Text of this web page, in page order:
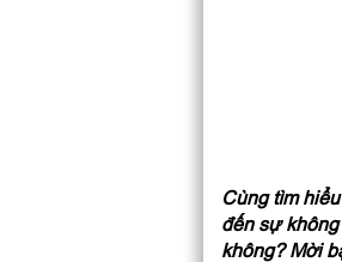
Cùng tìm hiểu
đến sự
không? Mời